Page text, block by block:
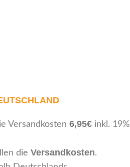
Versandkosten6,95€ inkl. 19%
dieVersandkosten.